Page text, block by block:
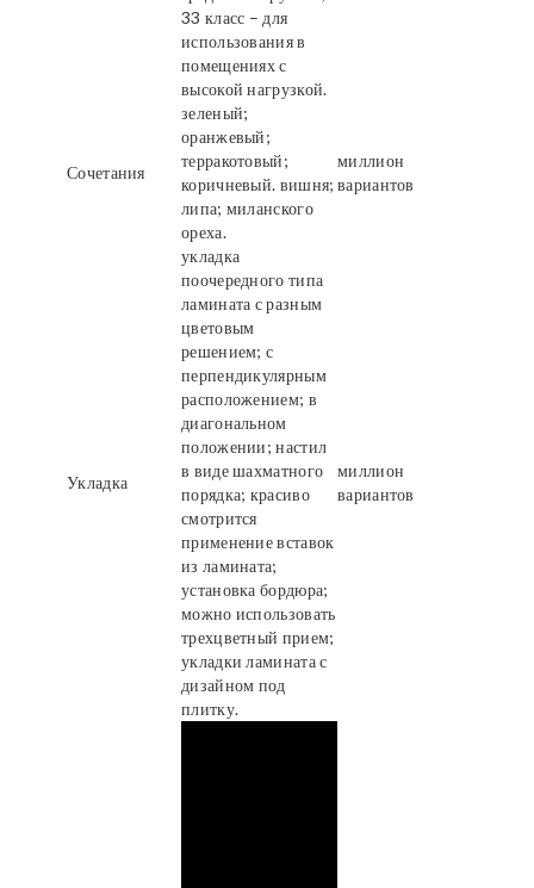
33 класс – для
использования в
помещениях с
высокой нагрузкой.
Сочетания
зеленый;
оранжевый;
терракотовый;
коричневый. вишня;
липа; миланского
ореха.
миллион
вариантов
Укладка
укладка
поочередного типа
ламината с разным
цветовым
решением; с
перпендикулярным
расположением; в
диагональном
положении; настил
в виде шахматного
порядка; красиво
смотрится
применение вставок
из ламината;
установка бордюра;
можно использовать
трехцветный прием;
укладки ламината с
дизайном под
плитку.
миллион
вариантов